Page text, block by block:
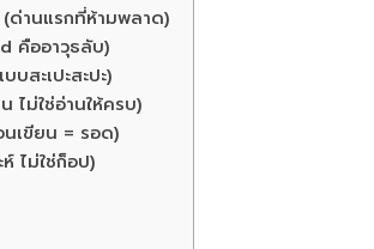
(ด่านแรกที่ห้ามพลาด)
คืออาวุธลับ)
สะเปะสะปะ)
ไม่ใช่อ่านให้ครบ)
นเขียน = รอด)
ไม่ใช่ก็อป)